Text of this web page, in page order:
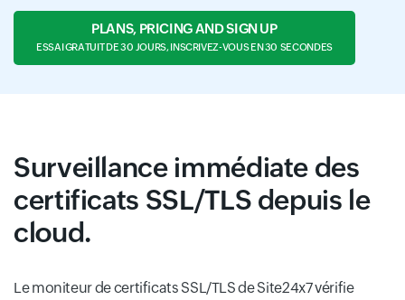
PLANS, PRICING AND SIGN UP
ESSAI GRATUIT DE 30 JOURS, INSCRIVEZ-VOUS EN 30 SECONDES
Surveillance immédiate des
certificats SSL/TLS depuis le
cloud.
Le moniteur de certificats SSL/TLS de Site24x7 vérifie